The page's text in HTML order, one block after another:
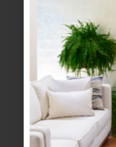
Elegir una
que la